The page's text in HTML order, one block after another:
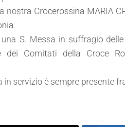
Crocerossina MARIA
S. Messa in suffragio
dei Comitati della Croce
servizio è sempre presente